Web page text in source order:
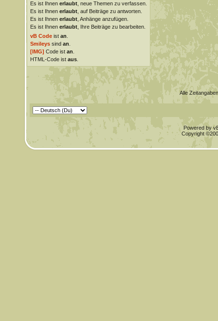
Es ist Ihnen erlaubt, neue Themen zu verfassen.
Es ist Ihnen erlaubt, auf Beiträge zu antworten.
Es ist Ihnen erlaubt, Anhänge anzufügen.
Es ist Ihnen erlaubt, Ihre Beiträge zu bearbeiten.
vB Codeist an
Smileyssind an
[IMG] Code ist an
HTML-Code ist aus.
Alle
Powered by
Copyright